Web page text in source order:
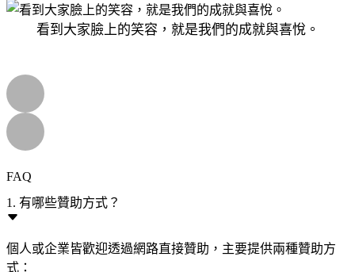
看到大家臉上的笑容，就是我們的成就與喜悅。
FAQ
1. 有哪些贊助方式？
個人或企業皆歡迎透過網路直接贊助，主要提供兩種贊助方
式：